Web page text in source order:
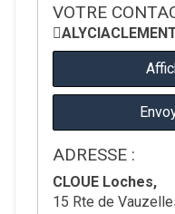
VOTRE
ALYCIA
ADRESSE :
CLOUE Loches,
15 Rte de